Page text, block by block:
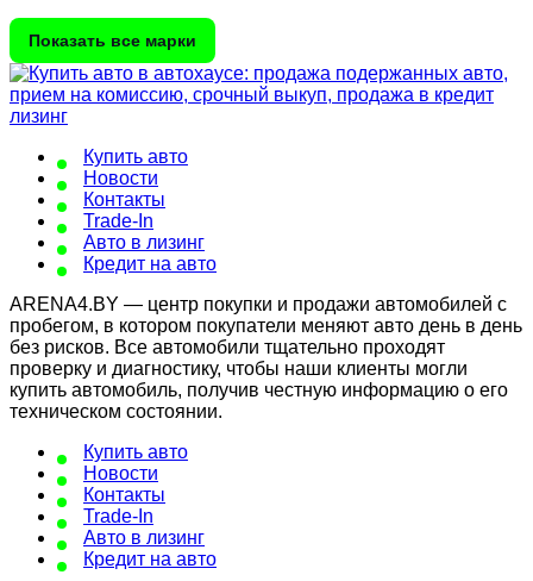
Показать все марки
Купить авто
Новости
Контакты
Trade-In
Авто в лизинг
Кредит на авто
ARENA4.BY — центр покупки и продажи автомобилей с
пробегом, в котором покупатели меняют авто день в день
без рисков. Все автомобили тщательно проходят
проверку и диагностику, чтобы наши клиенты могли
купить автомобиль, получив честную информацию о его
техническом состоянии.
Купить авто
Новости
Контакты
Trade-In
Авто в лизинг
Кредит на авто